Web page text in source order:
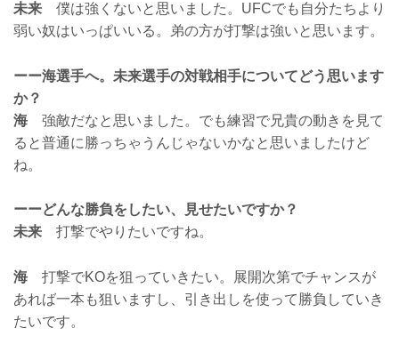
未来 僕は強くないと思いました。UFCでも自分たちより
弱い奴はいっぱいいる。弟の方が打撃は強いと思います。
ーー海選手へ。未来選手の対戦相手についてどう思います
か？
海 強敵だなと思いました。でも練習で兄貴の動きを見て
ると普通に勝っちゃうんじゃないかなと思いましたけど
ね。
ーーどんな勝負をしたい、見せたいですか？
未来 打撃でやりたいですね。
海 打撃でKOを狙っていきたい。展開次第でチャンスが
あれば一本も狙いますし、引き出しを使って勝負していき
たいです。